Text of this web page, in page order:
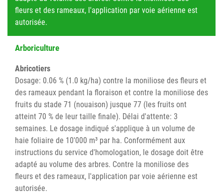
fleurs et des rameaux, l'application par voie aérienne est
autorisée.
Arboriculture
Abricotiers
Dosage: 0.06 % (1.0 kg/ha) contre la moniliose des fleurs et
des rameaux pendant la floraison et contre la moniliose des
fruits du stade 71 (nouaison) jusque 77 (les fruits ont
atteint 70 % de leur taille finale). Délai d'attente: 3
semaines. Le dosage indiqué s'applique à un volume de
haie foliaire de 10'000 m³ par ha. Conformément aux
instructions du service d'homologation, le dosage doit être
adapté au volume des arbres. Contre la moniliose des
fleurs et des rameaux, l'application par voie aérienne est
autorisée.